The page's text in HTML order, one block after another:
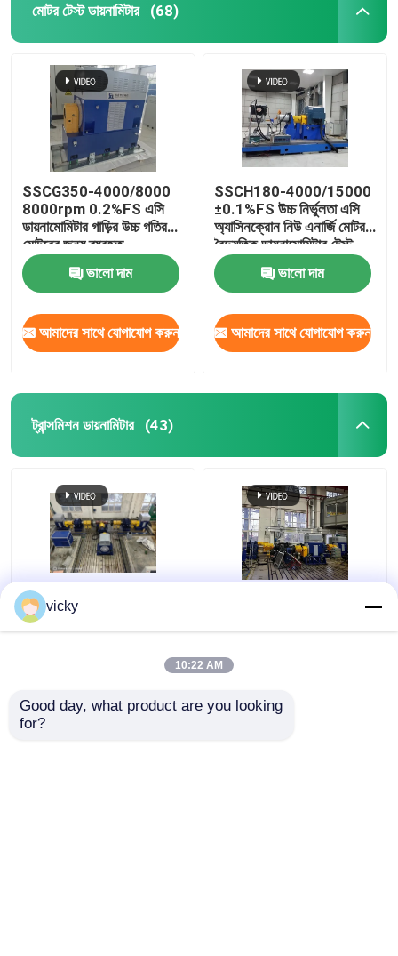
মোটর টেস্ট ডায়নামিটার (68)
SSCG350-4000/8000
8000rpm 0.2%FS এসি
ডায়নামোমিটার গাড়ির উচ্চ গতির
মোটরের জন্য ব্যবহৃত
ভালো দাম
আমাদের সাথে যোগাযোগ করুন
SSCH180-4000/15000
±0.1%FS উচ্চ নির্ভুলতা এসি
অ্যাসিনক্রোন নিউ এনার্জি মোটর
বৈদ্যুতিক ডায়নামোমিটার টেস্ট
বেঞ্চ
ভালো দাম
আমাদের সাথে যোগাযোগ করুন
ট্রান্সমিশন ডায়নামিটার (43)
সিলং ইন্টেলিজেন্ট টেকনোলজি স্ব-
উত্পাদিত এসএসসিডি 300-
ডায়নামোমিটার বেঞ্চ সিস্টেম
vicky
10:22 AM
Good day, what product are you looking
for?